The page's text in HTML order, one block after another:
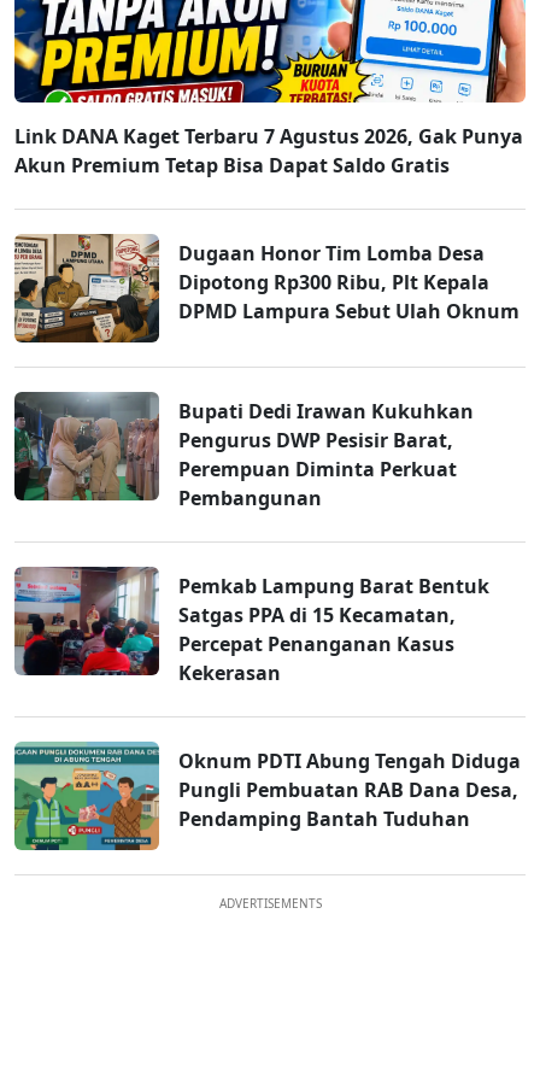
Link DANA Kaget Terbaru 7 Agustus 2026, Gak Punya
Akun Premium Tetap Bisa Dapat Saldo Gratis
Dugaan Honor Tim Lomba Desa
Dipotong Rp300 Ribu, Plt Kepala
DPMD Lampura Sebut Ulah Oknum
Bupati Dedi Irawan Kukuhkan
Pengurus DWP Pesisir Barat,
Perempuan Diminta Perkuat
Pembangunan
Pemkab Lampung Barat Bentuk
Satgas PPA di 15 Kecamatan,
Percepat Penanganan Kasus
Kekerasan
Oknum PDTI Abung Tengah Diduga
Pungli Pembuatan RAB Dana Desa,
Pendamping Bantah Tuduhan
ADVERTISEMENTS